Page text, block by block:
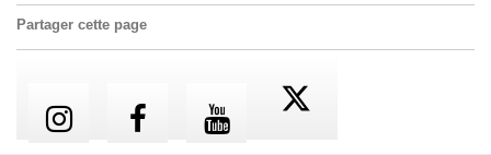
Partager cette page